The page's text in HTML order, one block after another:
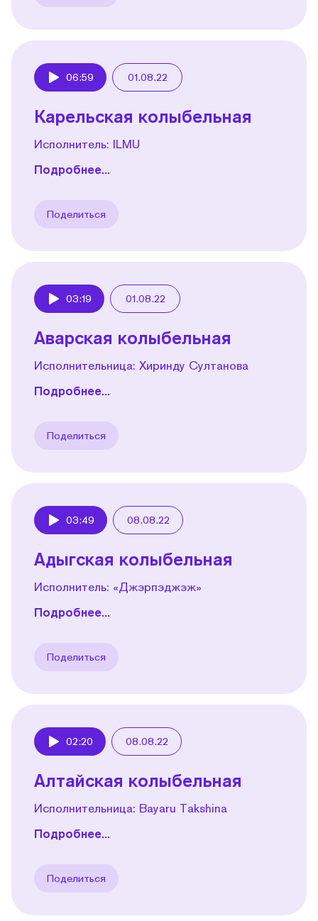
06:59 01.08.22
Карельская колыбельная
Исполнитель: ILMU
Подробнее...
Поделиться
03:19 01.08.22
Аварская колыбельная
Исполнительница: Хиринду Султанова
Подробнее...
Поделиться
03:49 08.08.22
Адыгская колыбельная
Исполнитель: «Джэрпэджэж»
Подробнее...
Поделиться
02:20 08.08.22
Алтайская колыбельная
Исполнительница: Bayaru Takshina
Подробнее...
Поделиться